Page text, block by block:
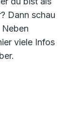
Dann schau
viele Infos